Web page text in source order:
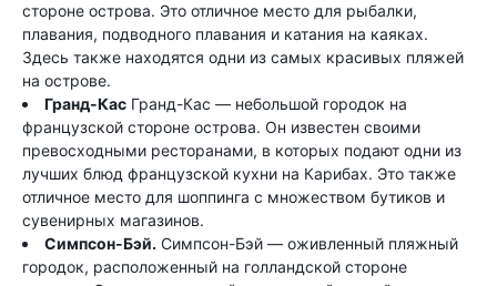
стороне острова. Это отличное место для рыбалки,
плавания, подводного плавания и катания на каяках.
Здесь также находятся одни из самых красивых пляжей
на острове.
Гранд-Кас Гранд-Кас — небольшой городок на
французской стороне острова. Он известен своими
превосходными ресторанами, в которых подают одни из
лучших блюд французской кухни на Карибах. Это также
отличное место для шоппинга с множеством бутиков и
сувенирных магазинов.
Симпсон-Бэй. Симпсон-Бэй — оживленный пляжный
городок, расположенный на голландской стороне